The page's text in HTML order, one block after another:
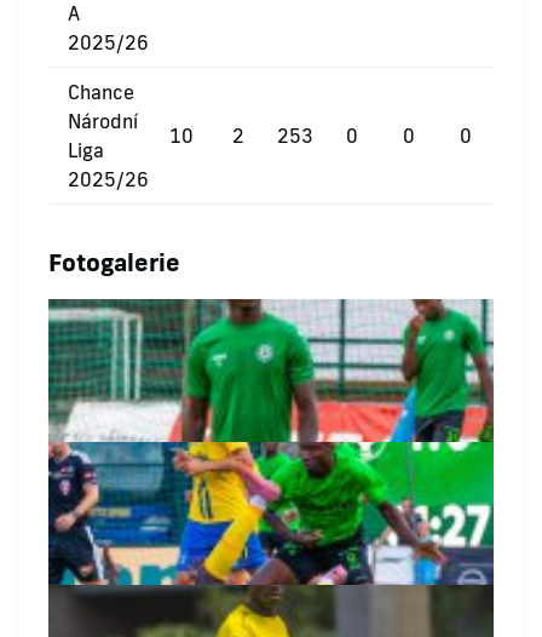
A
2025/26
Chance
Národní
Liga
2025/26
10 2 253 0 0 0
Fotogalerie